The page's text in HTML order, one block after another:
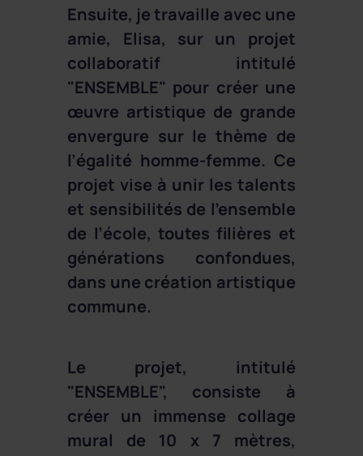
Ensuite, je travaille avec une
amie, Elisa, sur un projet
collaboratif intitulé
"ENSEMBLE" pour créer une
œuvre artistique de grande
envergure sur le thème de
l’égalité homme-femme. Ce
projet vise à unir les talents
et sensibilités de l’ensemble
de l’école, toutes filières et
générations confondues,
dans une création artistique
commune.
Le projet, intitulé
"ENSEMBLE", consiste à
créer un immense collage
mural de 10 x 7 mètres,